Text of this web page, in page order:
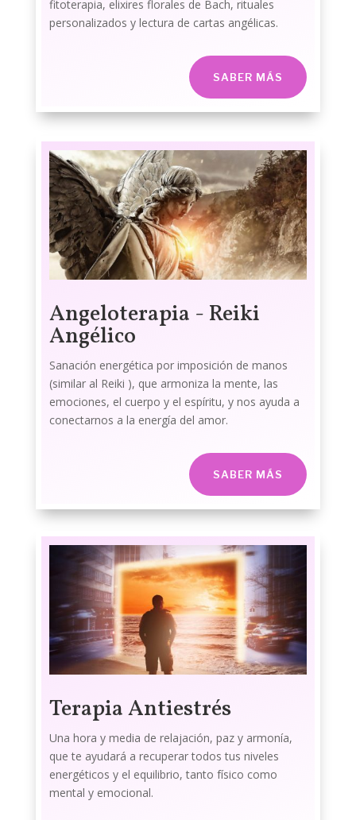
fitoterapia, elixires florales de Bach, rituales
personalizados y lectura de cartas angélicas.
SABER MÁS
Angeloterapia - Reiki
Angélico
Sanación energética por imposición de manos
(similar al Reiki ), que armoniza la mente, las
emociones, el cuerpo y el espíritu, y nos ayuda a
conectarnos a la energía del amor.
SABER MÁS
Terapia Antiestrés
Una hora y media de relajación, paz y armonía,
que te ayudará a recuperar todos tus niveles
energéticos y el equilibrio, tanto físico como
mental y emocional.